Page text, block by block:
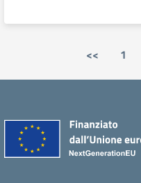
<< 1